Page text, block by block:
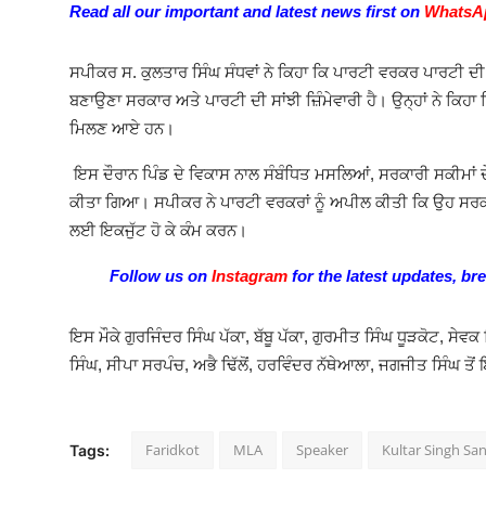
Read all our important and latest news first on
ਸਪੀਕਰ ਸ. ਕੁਲਤਾਰ ਸਿੰਘ ਸੰਧਵਾਂ ਨੇ ਕਿਹਾ ਕਿ ਪਾਰਟੀ ਵਰਕਰ ਪਾਰਟੀ
ਬਣਾਉਣਾ ਸਰਕਾਰ ਅਤੇ ਪਾਰਟੀ ਦੀ ਸਾਂਝੀ ਜ਼ਿੰਮੇਵਾਰੀ ਹੈ। ਉਨ੍ਹਾਂ ਨੇ
ਮਿਲਣ ਆਏ ਹਨ।
ਇਸ ਦੌਰਾਨ ਪਿੰਡ ਦੇ ਵਿਕਾਸ ਨਾਲ ਸੰਬੰਧਿਤ ਮਸਲਿਆਂ, ਸਰਕਾਰੀ ਸਕੀਮਾਂ
ਕੀਤਾ ਗਿਆ। ਸਪੀਕਰ ਨੇ ਪਾਰਟੀ ਵਰਕਰਾਂ ਨੂੰ ਅਪੀਲ ਕੀਤੀ ਕਿ ਉਹ
ਲਈ ਇਕਜੁੱਟ ਹੋ ਕੇ ਕੰਮ ਕਰਨ।
Follow us onInstagram for the latest updates,
ਇਸ ਮੌਕੇ ਗੁਰਜਿੰਦਰ ਸਿੰਘ ਪੱਕਾ, ਬੱਬੂ ਪੱਕਾ, ਗੁਰਮੀਤ ਸਿੰਘ ਧੂੜਕੋਟ, ਸੇਵਕ
ਸਿੰਘ, ਸੀਪਾ ਸਰਪੰਚ, ਅਭੈ ਢਿੱਲੋਂ, ਹਰਵਿੰਦਰ ਨੱਥੇਆਲਾ, ਜਗਜੀਤ ਸਿੰਘ ਤੋਂ
Tags: Faridkot MLA Speaker Kultar Singh